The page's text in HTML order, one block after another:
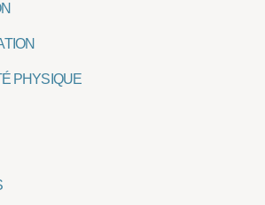
PHYSIQUE